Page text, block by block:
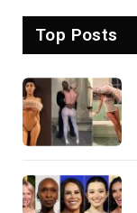
Top Posts